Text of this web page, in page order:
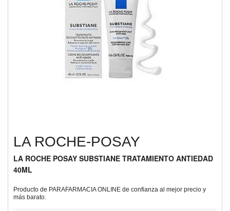
LA ROCHE-POSAY
LA ROCHE POSAY SUBSTIANE TRATAMIENTO ANTIEDAD
40ML
Producto de PARAFARMACIA ONLINE de confianza al mejor precio y
más barato.